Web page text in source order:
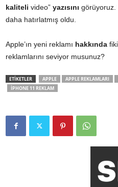
kaliteli video” yazısını görüyoruz.
daha hatırlatmış oldu.
Apple’ın yeni reklamı hakkında
reklamlarını seviyor musunuz?
ETİKETLER APPLE APPLE REKLAMLARI
IPHONE 11 REKLAM